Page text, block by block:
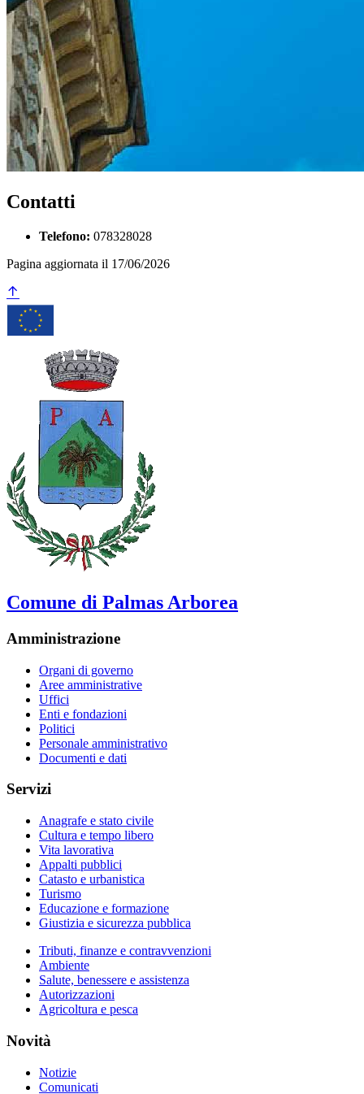
Contatti
Telefono: 078328028
Pagina aggiornata il 17/06/2026
Comune di Palmas Arborea
Amministrazione
Organi di governo
Aree amministrative
Uffici
Enti e fondazioni
Politici
Personale amministrativo
Documenti e dati
Servizi
Anagrafe e stato civile
Cultura e tempo libero
Vita lavorativa
Appalti pubblici
Catasto e urbanistica
Turismo
Educazione e formazione
Giustizia e sicurezza pubblica
Tributi, finanze e contravvenzioni
Ambiente
Salute, benessere e assistenza
Autorizzazioni
Agricoltura e pesca
Novità
Notizie
Comunicati